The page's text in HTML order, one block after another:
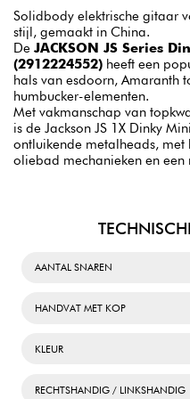
Solidbody elektrische gitaar
stijl, gemaakt in China.
De JACKSON JS Series
(2912224552) heeft een
hals van esdoorn, Amaranth
humbucker-elementen.
Met vakmanschap van
is de Jackson JS 1X Dinky
ontluikende metalheads,
oliebad mechanieken en een
AANTAL SNAREN
HANDVAT MET KOP
KLEUR
RECHTSHANDIG / LINKSHANDIG